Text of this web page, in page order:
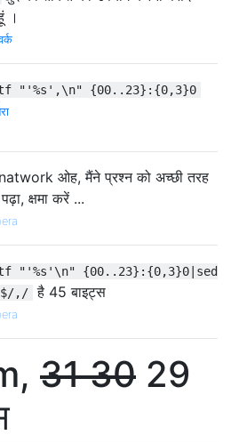
।
"'%s',\n" {00..23}:{0,3}0
ओह, मैंने प्रश्न को अच्छी तरह
क्षमा करें ...
"'%s'\n" {00..23}:{0,3}0|sed
,/ है 45 बाइट्स
31 30 29